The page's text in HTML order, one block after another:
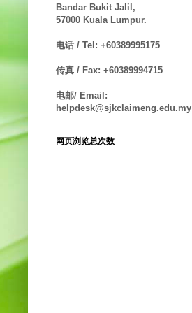
Bandar Bukit Jalil,
57000 Kuala Lumpur.
电话 / Tel: +60389995175
传真 / Fax: +60389994715
电邮/ Email:
helpdesk@sjkclaimeng.edu.my
网页浏览总次数